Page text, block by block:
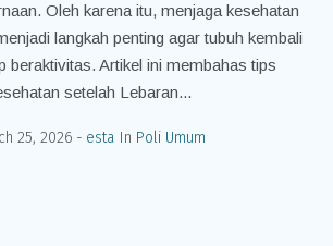
Oleh karena itu, menjaga kesehatan
langkah penting agar tubuh kembali
beraktivitas. Artikel ini membahas tips
setelah Lebaran...
25, 2026 esta In Poli Umum